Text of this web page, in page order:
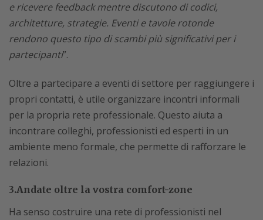
e ricevere feedback mentre discutono di codici,
architetture, strategie. Eventi e tavole rotonde
rendono questo tipo di scambi più significativi per i
partecipanti”.
Oltre a partecipare a eventi di settore per raggiungere i
propri contatti, è utile organizzare incontri informali
per la propria rete professionale. Questo aiuta a
incontrare colleghi, professionisti ed esperti in un
ambiente meno formale, che permette di rafforzare le
relazioni.
3.Andate oltre la vostra comfort-zone
Ha senso costruire una rete di professionisti nel